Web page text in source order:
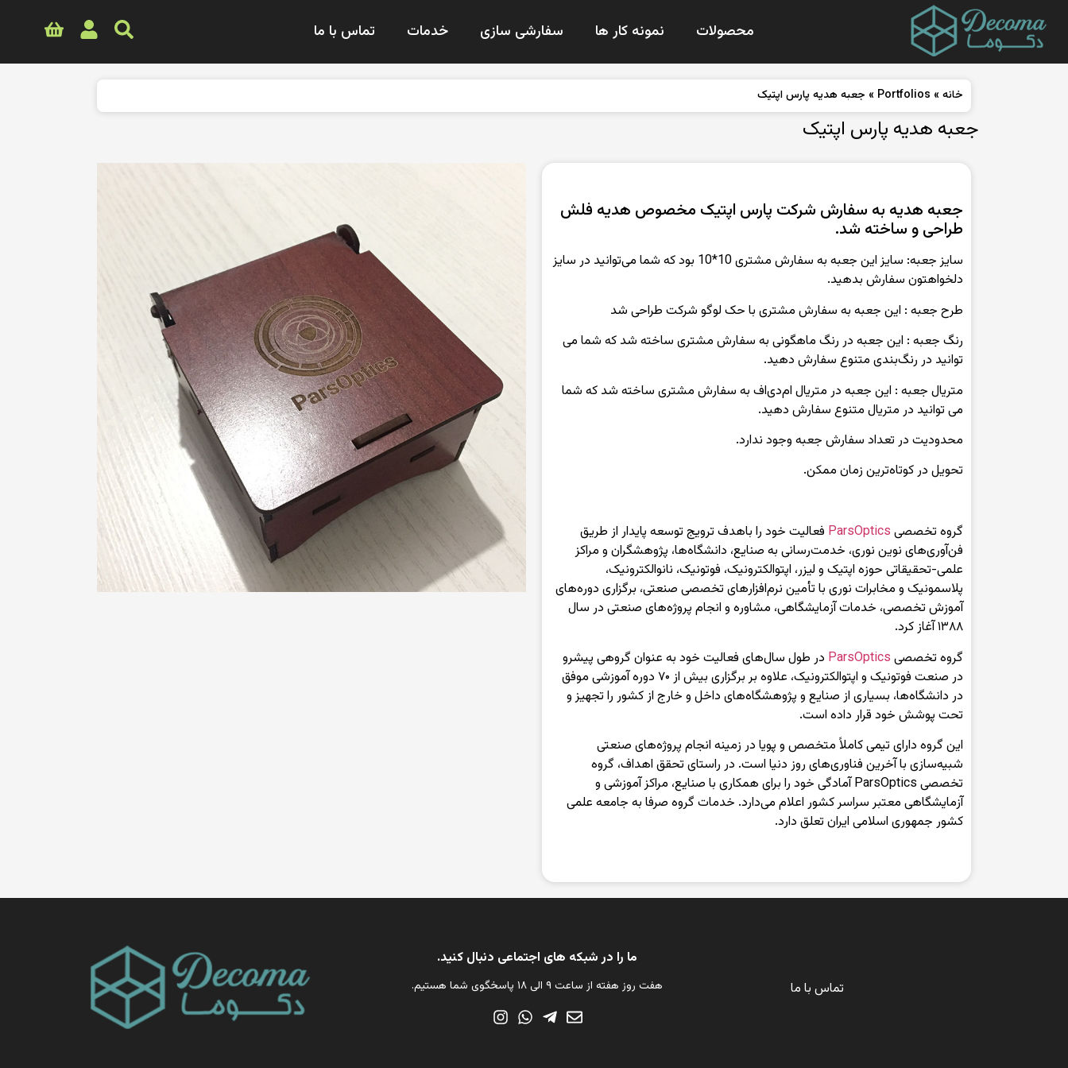
محصولات نمونه کار ها سفارشی سازی خدمات تماس با ما
خانه »
Portfolios
» جعبه هدیه پارس اپتیک
جعبه هدیه پارس اپتیک
جعبه هدیه به سفارش شرکت پارس اپتیک مخصوص هدیه فلش
طراحی و ساخته شد.
سایز جعبه: سایز این جعبه به سفارش مشتری 10*10 بود که شما می‌توانید در سایز
دلخواهتون سفارش بدهید.
طرح‌ جعبه : این جعبه به سفارش مشتری با حک لوگو شرکت طراحی شد
رنگ‌ جعبه : این جعبه در رنگ ماهگونی به سفارش مشتری ساخته شد که شما می
توانید در رنگ‌بندی متنوع سفارش دهید.
متریال جعبه : این جعبه در متریال ام‌دی‌اف به سفارش مشتری ساخته شد که شما
می توانید در متریال متنوع سفارش دهید.
محدودیت در تعداد سفارش جعبه وجود ندارد.
تحویل در کوتاه‌ترین زمان ممکن.
گروه تخصصی
فعالیت خود را باهدف ترویج توسعه پایدار از طریق
فن‌آوری‌های نوین نوری، خدمت‌رسانی به صنایع، دانشگاه‌ها، پژوهشگران و مراکز
علمی-تحقیقاتی حوزه اپتیک و لیزر، اپتوالکترونیک، فوتونیک، نانوالکترونیک،
پلاسمونیک و مخابرات نوری با تأمین نرم‌افزارهای تخصصی صنعتی، برگزاری دوره‌های
آموزش تخصصی، خدمات آزمایشگاهی، مشاوره و انجام پروژه‌های صنعتی در سال
۱۳۸۸ آغاز کرد.
گروه تخصصی ParsOptics در طول سال‌های فعالیت خود به عنوان گروهی پیشرو
در صنعت فوتونیک و اپتوالکترونیک، علاوه بر برگزاری بیش از ۷۰ دوره آموزشی موفق
در دانشگاه‌ها، بسیاری از صنایع و پژوهشگاه‌های داخل و خارج از کشور را تجهیز و
تحت پوشش خود قرار داده است.
این گروه دارای تیمی کاملاً متخصص و پویا در زمینه انجام پروژه‌های صنعتی
شبیه‌سازی با آخرین فناوری‌های روز دنیا است. در راستای تحقق اهداف، گروه
تخصصی ParsOptics آمادگی خود را برای همکاری با صنایع، مراکز آموزشی و
آزمایشگاهی معتبر سراسر کشور اعلام می‌دارد. خدمات گروه صرفا به جامعه علمی
کشور جمهوری اسلامی ایران تعلق دارد.
تماس با ما
ما را در شبکه های اجتماعی دنبال کنید.
هفت روز هفته از ساعت ۹ الی ۱۸ پاسخگوی شما هستیم.